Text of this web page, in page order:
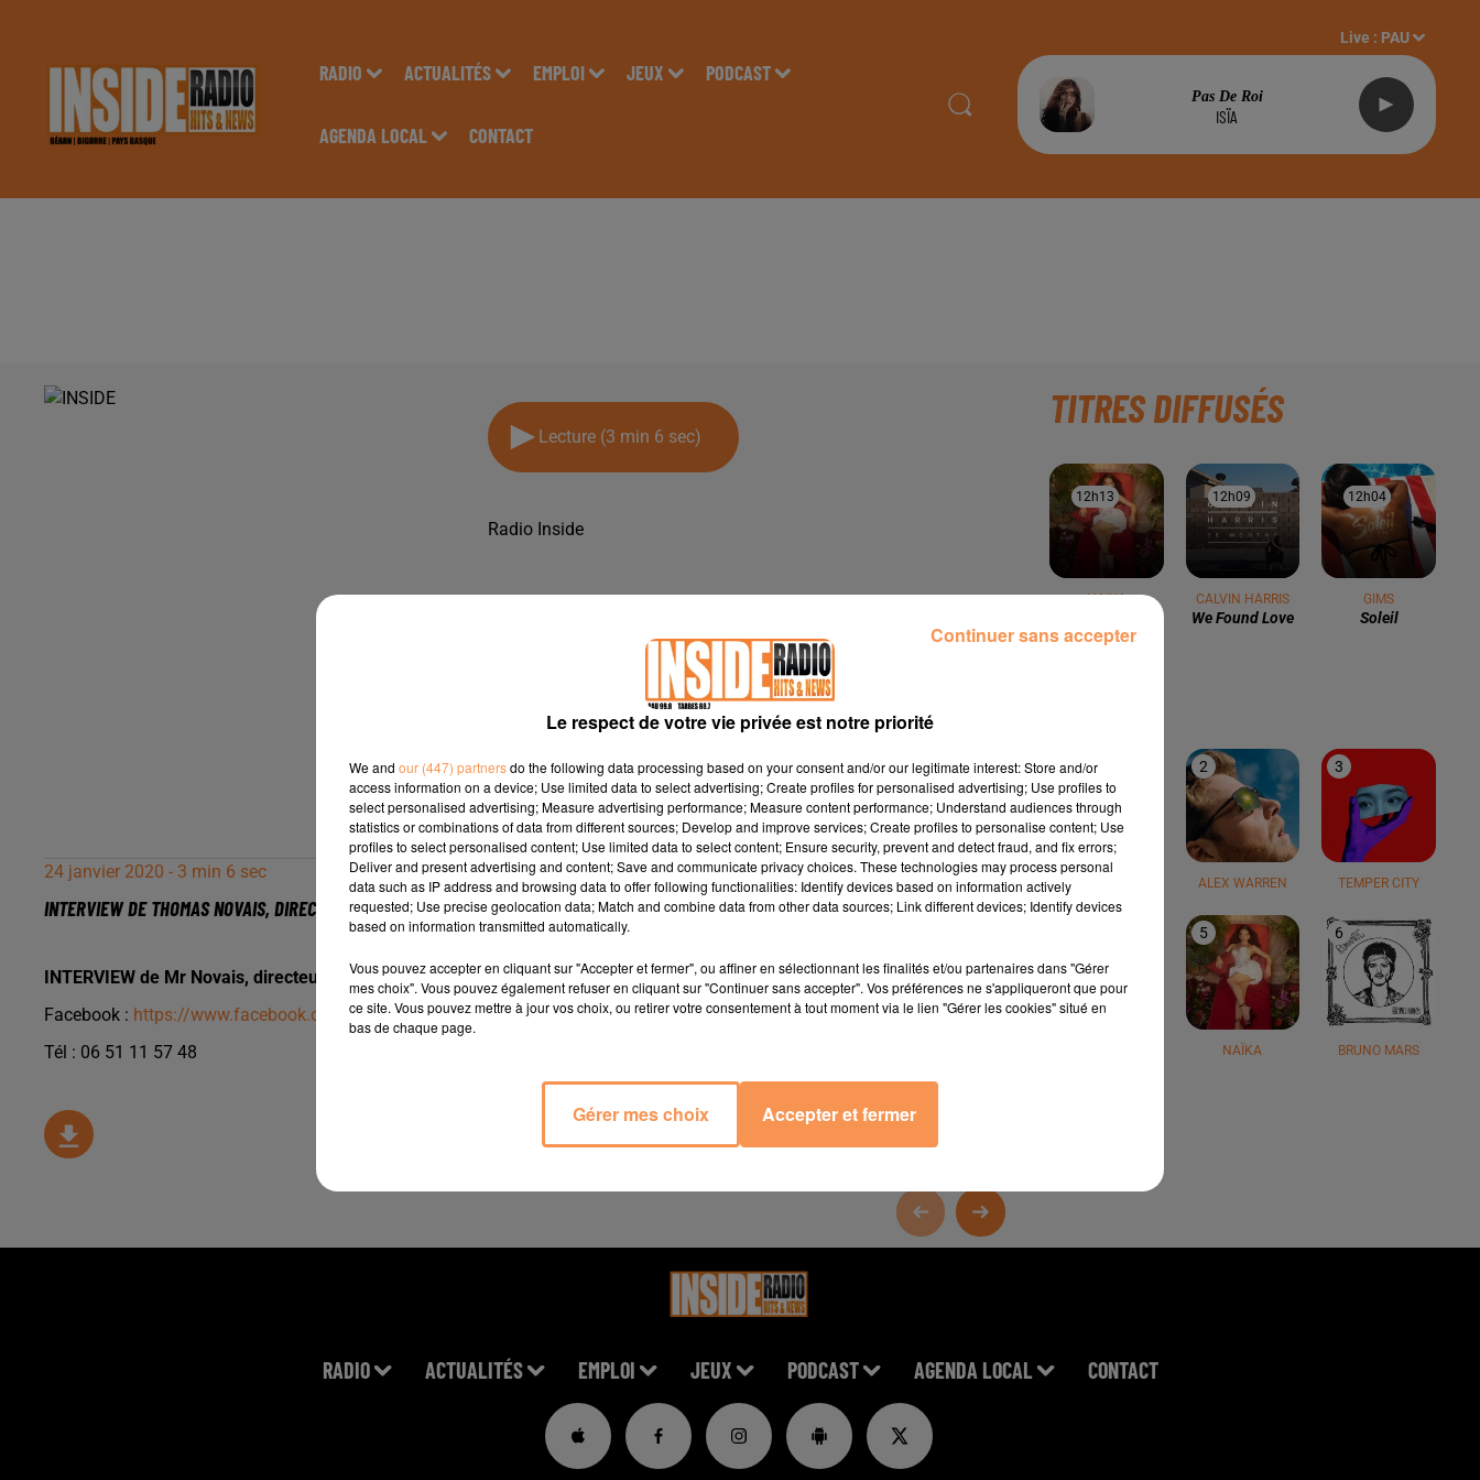
RADIO ACTUALITÉS EMPLOI JEUX PODCAST
AGENDA LOCAL CONTACT
Live : PAU
Pas De Roi
ISÏA
Lecture (3 min 6 sec)
Radio Inside
24 janvier 2020 - 3 min 6 sec
INTERVIEW DE THOMAS NOVAIS, DIRECTEUR DE THODAB INVEST À PAU, DANS LES STUDIOS DE RADIO INSIDE !!!
INTERVIEW de Mr Novais, directeur de Thodab Invest à Pau, dans les studios de Radio Inside !!!
Facebook : https://www.facebook.com/DepannagePlomberie64/
Tél : 06 51 11 57 48
TITRES DIFFUSÉS
12h13
12h13
NAIKA
12h09
12h09
CALVIN HARRIS
We Found Love
12h04
12h04
GIMS
Soleil
1
TEDDY SWIMS
2
ALEX WARREN
3
TEMPER CITY
5
NAÏKA
6
BRUNO MARS
RADIO ACTUALITÉS EMPLOI JEUX PODCAST AGENDA LOCAL CONTACT
Le respect de votre vie privée est notre priorité
We and our (447) partnersdo the following data processing based on your consent and/or our legitimate interest: Store and/or
access information on a device; Use limited data to select advertising; Create profiles for personalised advertising; Use profiles to
select personalised advertising; Measure advertising performance; Measure content performance; Understand audiences through
statistics or combinations of data from different sources; Develop and improve services; Create profiles to personalise content; Use
profiles to select personalised content; Use limited data to select content; Ensure security, prevent and detect fraud, and fix errors;
Deliver and present advertising and content; Save and communicate privacy choices. These technologies may process personal
data such as IP address and browsing data to offer following functionalities: Identify devices based on information actively
requested; Use precise geolocation data; Match and combine data from other data sources; Link different devices; Identify devices
based on information transmitted automatically.
Vous pouvez accepter en cliquant sur "Accepter et fermer", ou affiner en sélectionnant les finalités et/ou partenaires dans "Gérer
mes choix". Vous pouvez également refuser en cliquant sur "Continuer sans accepter". Vos préférences ne s'appliqueront que pour
ce site. Vous pouvez mettre à jour vos choix, ou retirer votre consentement à tout moment via le lien "Gérer les cookies" situé en
bas de chaque page.
Gérer mes choix Accepter et fermer
Continuer sans accepter